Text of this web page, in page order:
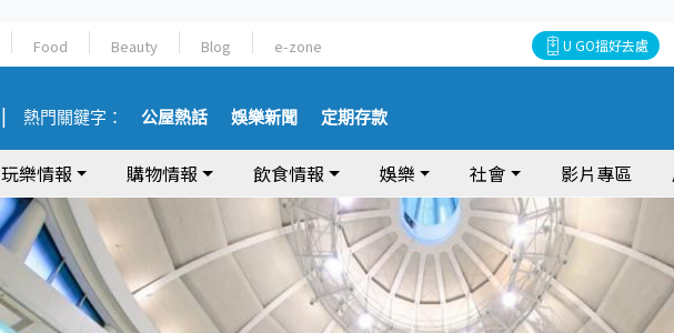
Food Beauty Blog e-zone U GO搵好去處
熱門關鍵字： 公屋熱話 娛樂新聞 定期存款
玩樂情報 購物情報 飲食情報 娛樂 社會 影片專區